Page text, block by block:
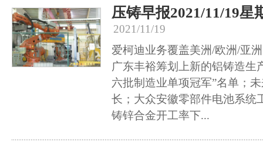
压铸早报2021/11/19星
2021/11/19
爱柯迪业务覆盖美洲/欧洲/亚
广东丰裕筹划上新的铝铸造生
六批制造业单项冠军”名单；
长；大众安徽零部件电池系统
铸锌合金开工率下...